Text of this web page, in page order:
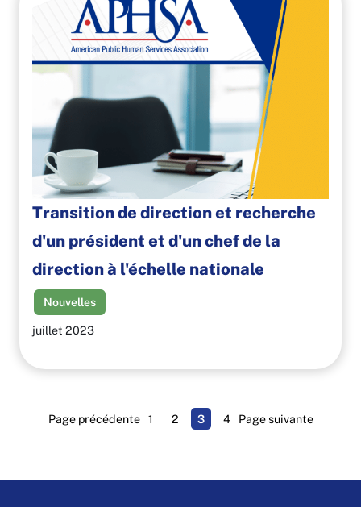
Transition de direction et recherche
d'un président et d'un chef de la
direction à l'échelle nationale
Nouvelles
juillet 2023
Page précédente 1 2 3 4 Page suivante